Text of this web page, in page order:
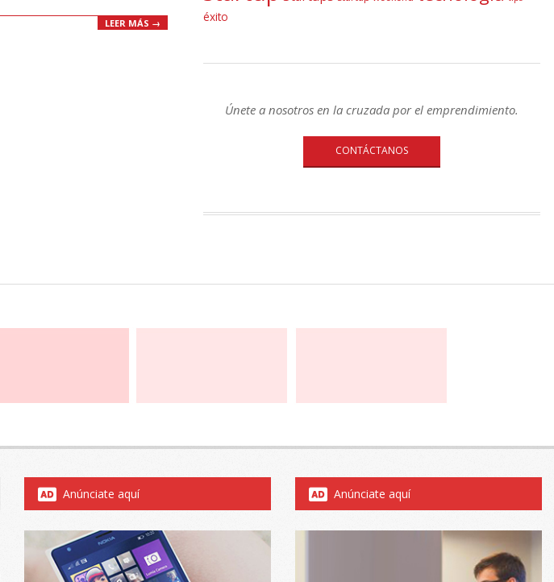
LEER MÁS → éxito
Únete a nosotros en la cruzada por el emprendimiento.
CONTÁCTANOS
Anúnciate aquí Anúnciate aquí